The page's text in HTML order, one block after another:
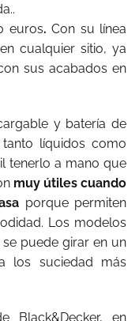
euros.Con su línea
cualquier sitio, ya
sus acabados en
y batería de
líquidos como
tenerlo a mano que
muy útiles cuando
porque permiten
Los modelos
puede girar en un
los suciedad más
Black&Decker, en